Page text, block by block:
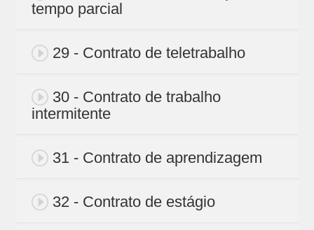
tempo parcial
29 - Contrato de teletrabalho
30 - Contrato de trabalho
intermitente
31 - Contrato de aprendizagem
32 - Contrato de estágio